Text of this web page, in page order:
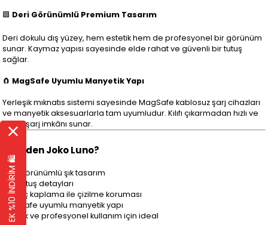
🟩 Deri Görünümlü Premium Tasarım
Deri dokulu dış yüzey, hem estetik hem de profesyonel bir görünüm
sunar. Kaymaz yapısı sayesinde elde rahat ve güvenli bir tutuş
sağlar.
🧲 MagSafe Uyumlu Manyetik Yapı
Yerleşik mıknatıs sistemi sayesinde MagSafe kablosuz şarj cihazları
ve manyetik aksesuarlarla tam uyumludur. Kılıfı çıkarmadan hızlı ve
pratik şarj imkânı sunar.
Neden Joko Luno?
Deri görünümlü şık tasarım
Metal tuş detayları
Süet iç kaplama ile çizilme koruması
MagSafe uyumlu manyetik yapı
Günlük ve profesyonel kullanım için ideal
EK %10 İNDİRİM 🛍️